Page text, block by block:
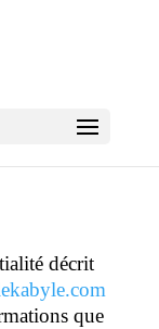
décrit
que